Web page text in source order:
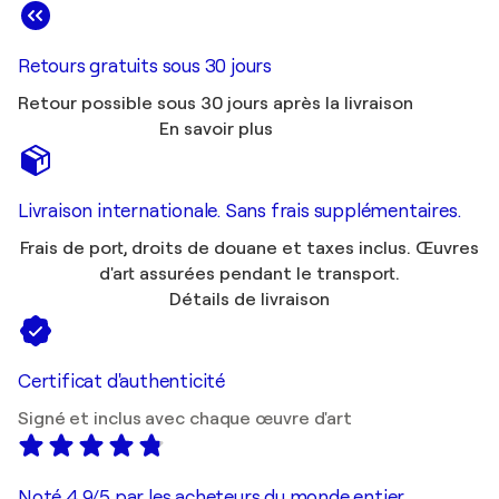
Retours gratuits sous 30 jours
Retour possible sous 30 jours après la livraison
En savoir plus
Livraison internationale. Sans frais supplémentaires.
Frais de port, droits de douane et taxes inclus. Œuvres
d'art assurées pendant le transport.
Détails de livraison
Certificat d'authenticité
Signé et inclus avec chaque œuvre d'art